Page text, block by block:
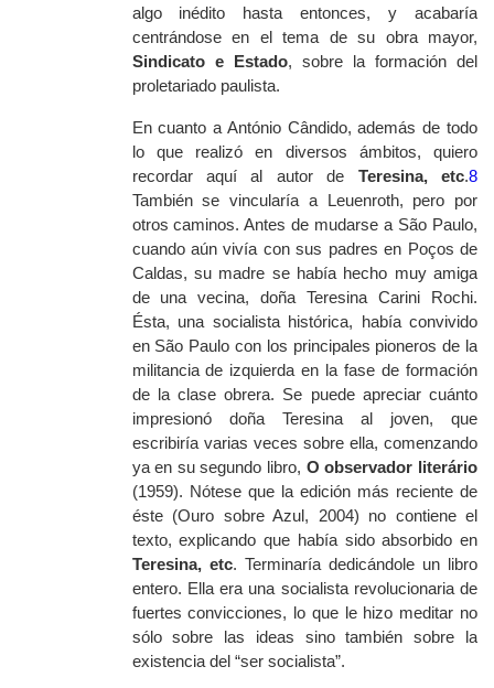
algo inédito hasta entonces, y acabaría
centrándose en el tema de su obra mayor,
Sindicato e Estado, sobre la formación del
proletariado paulista.
En cuanto a António Cândido, además de todo
lo que realizó en diversos ámbitos, quiero
recordar aquí al autor de Teresina, etc.8
También se vincularía a Leuenroth, pero por
otros caminos. Antes de mudarse a São Paulo,
cuando aún vivía con sus padres en Poços de
Caldas, su madre se había hecho muy amiga
de una vecina, doña Teresina Carini Rochi.
Ésta, una socialista histórica, había convivido
en São Paulo con los principales pioneros de la
militancia de izquierda en la fase de formación
de la clase obrera. Se puede apreciar cuánto
impresionó doña Teresina al joven, que
escribiría varias veces sobre ella, comenzando
ya en su segundo libro, O observador literário
(1959). Nótese que la edición más reciente de
éste (Ouro sobre Azul, 2004) no contiene el
texto, explicando que había sido absorbido en
Teresina, etc. Terminaría dedicándole un libro
entero. Ella era una socialista revolucionaria de
fuertes convicciones, lo que le hizo meditar no
sólo sobre las ideas sino también sobre la
existencia del “ser socialista”.